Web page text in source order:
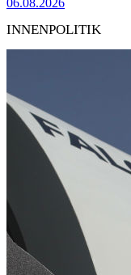
INNENPOLITIK